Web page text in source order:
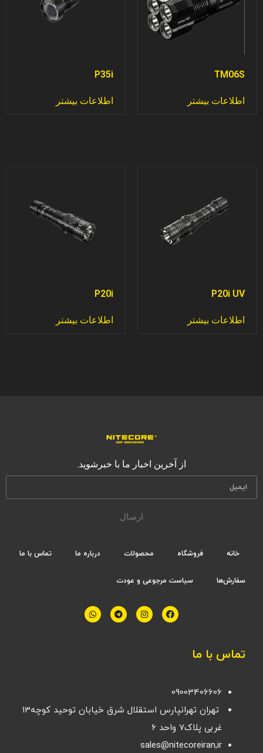
TM06S
اطلاعات بیشتر
P35i
اطلاعات بیشتر
P20i UV
اطلاعات بیشتر
P20i
اطلاعات بیشتر
از آخرین اخبار ما با خبرشوید.
ارسال
خانه فروشگاه محصولات درباره ما تماس با ما
سفارش‌ها سیاست مرجوعی و عودت
تماس با ما
09003406606
تهران تهرانپارس استقلال شرق خیابان توحید کوچه۱۳
غربی پلاک۷ واحد ۶
sales@nitecoreiran,ir